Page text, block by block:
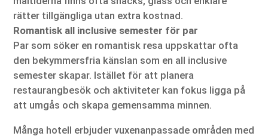
rätter tillgängliga utan extra kostnad.
Romantisk all inclusive semester för par
Par som söker en romantisk resa uppskattar ofta
den bekymmersfria känslan som en all inclusive
semester skapar. Istället för att planera
restaurangbesök och aktiviteter kan fokus ligga på
att umgås och skapa gemensamma minnen.
Många hotell erbjuder vuxenanpassade områden med